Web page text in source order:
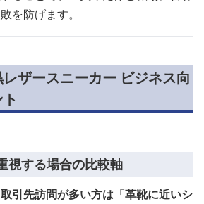
を防げます。
ザースニーカー ビジネス向
視する場合の比較軸
引先訪問が多い方は「革靴に近いシ